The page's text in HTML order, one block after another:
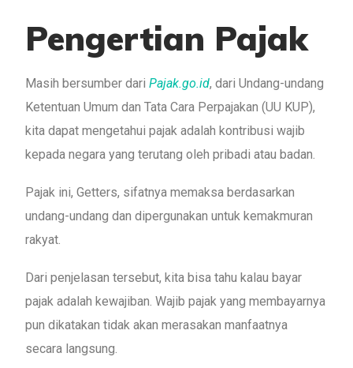
Pengertian Pajak
Masih bersumber dariPajak.go.id, dari Undang-undang
Ketentuan Umum dan Tata Cara Perpajakan (UU KUP),
kita dapat mengetahui pajak adalah kontribusi wajib
kepada negara yang terutang oleh pribadi atau badan.
Pajak ini, Getters, sifatnya memaksa berdasarkan
undang-undang dan dipergunakan untuk kemakmuran
rakyat.
Dari penjelasan tersebut, kita bisa tahu kalau bayar
pajak adalah kewajiban. Wajib pajak yang membayarnya
pun dikatakan tidak akan merasakan manfaatnya
secara langsung.